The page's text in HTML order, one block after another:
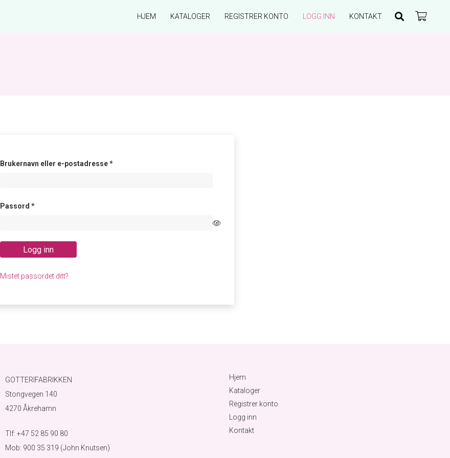
HJEM KATALOGER REGISTRER KONTO LOGG INN KONTAKT
Brukernavn eller e-postadresse*Påkrevd
Passord *Påkrevd
Logg inn
Mistet passordet ditt?
GOTTERIFABRIKKEN
Stongvegen 140
4270 Åkrehamn
Tlf: +47 52 85 90 80
Mob: 900 35 319 (John Knutsen)
Hjem
Kataloger
Registrer konto
Logg inn
Kontakt